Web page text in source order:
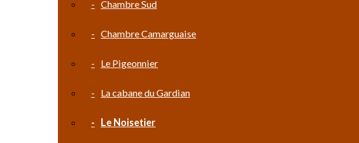
Chambre Sud
Chambre Camarguaise
Le Pigeonnier
La cabane du Gardian
Le Noisetier